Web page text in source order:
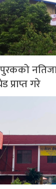
प्राप्त गरे